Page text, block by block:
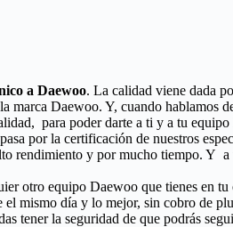
a Daewoo. La calidad viene dada
Daewoo. Y, cuando hablamos
para poder darte a ti y a tu
por la certificación de nuestros
rendimiento y por mucho tiempo. Y
otro equipo Daewoo que tienes en
mismo día y lo mejor, sin cobro de
tener la seguridad de que podrás